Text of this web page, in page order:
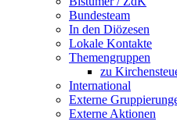
Bundesteam
In den Diözesen
Lokale Kontakte
Themengruppen
zu
International
Externe
Externe Aktionen